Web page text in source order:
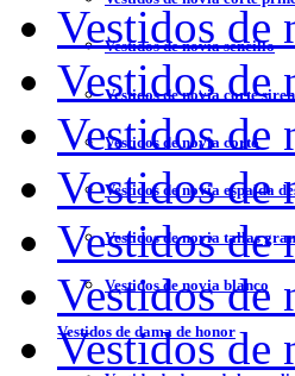
Vestidos de novia sencillo
Vestidos de novia corte
Vestidos de novia corto
Vestidos de novia espalda
Vestidos de novia tallas
Vestidos de novia blanco
Vestidos de dama de honor
Vestidos de
Vestidos de
Vestidos de
Vestidos de
Vestidos de
Vestidos de
Vestidos de